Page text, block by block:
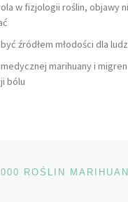
w fizjologii roślin, objawy
źródłem młodości dla
marihuany i migren
bólu
wpisu